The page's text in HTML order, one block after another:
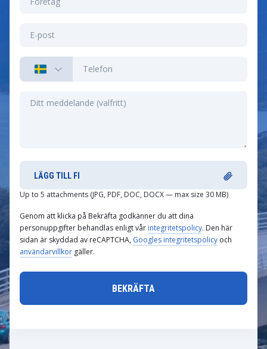
LÄGG TILL FI
Up to 5 attachments (JPG, PDF, DOC, DOCX — max size 30 MB)
Genom att klicka på Bekräfta godkänner du att dina
personuppgifter behandlas enligt vår integritetspolicy. Den här
sidan är skyddad av reCAPTCHA, Googles integritetspolicy och
användarvillkor gäller.